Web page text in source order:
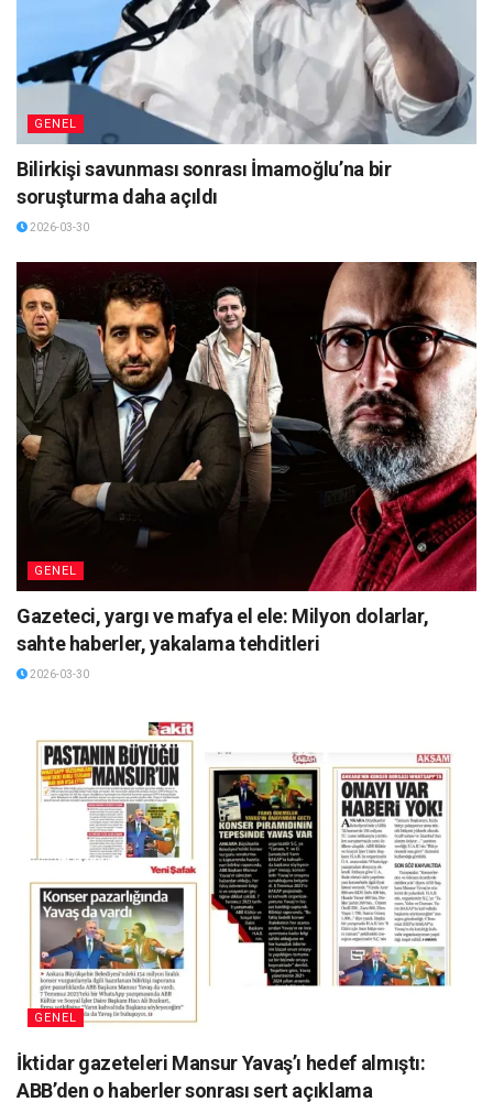
GENEL
Bilirkişi savunması sonrası İmamoğlu’na bir
soruşturma daha açıldı
2026-03-30
GENEL
Gazeteci, yargı ve mafya el ele: Milyon dolarlar,
sahte haberler, yakalama tehditleri
2026-03-30
GENEL
İktidar gazeteleri Mansur Yavaş’ı hedef almıştı:
ABB’den o haberler sonrası sert açıklama